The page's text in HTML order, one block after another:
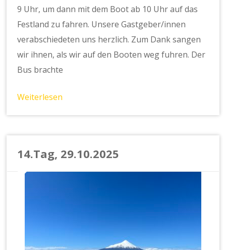
9 Uhr, um dann mit dem Boot ab 10 Uhr auf das
Festland zu fahren. Unsere Gastgeber/innen
verabschiedeten uns herzlich. Zum Dank sangen
wir ihnen, als wir auf den Booten weg fuhren. Der
Bus brachte
Weiterlesen
14.Tag, 29.10.2025